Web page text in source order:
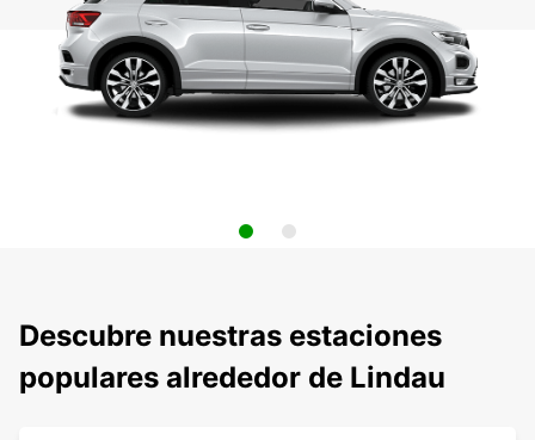
Descubre nuestras estaciones
populares alrededor de Lindau